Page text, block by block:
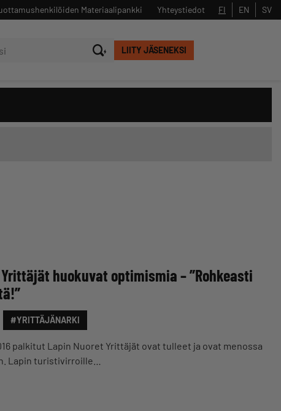
Yhteystiedot
Materiaalipankki FI EN SV
LIITY JÄSENEKSI
huokuvat optimismia – ”Rohkeasti
#YRITTÄJÄNARKI
palkitut Lapin Nuoret Yrittäjät ovat tulleet ja ovat menossa
Lapin turistivirroille…
Sulje